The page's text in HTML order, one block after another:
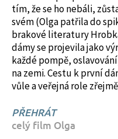
tím, že se ho nebáli,
svém (Olga patřila do
brakové literatury
dámy se projevila jako
každé pompě,
na zemi. Cestu k první
vůle a veřejná role
PŘEHRÁT
celý film Olga